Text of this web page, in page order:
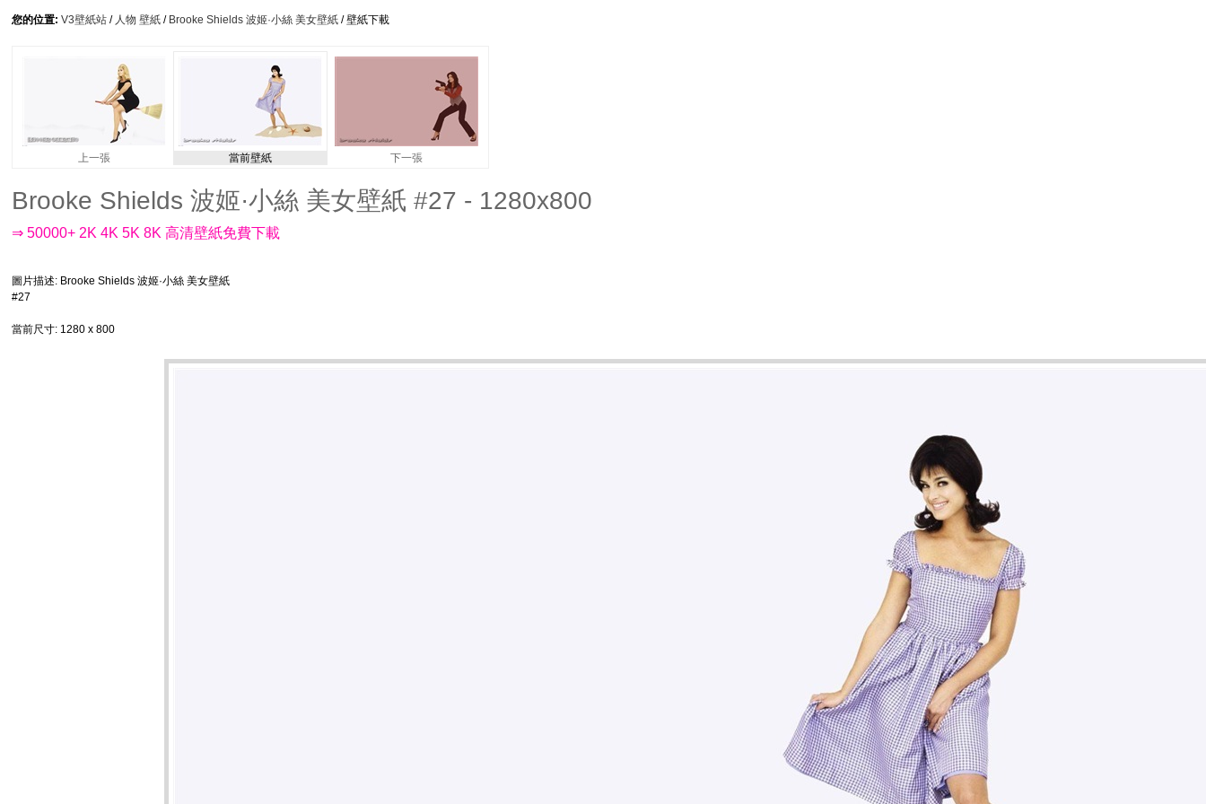
您的位置: V3壁紙站 / 人物 壁紙 / Brooke Shields 波姬·小絲 美女壁紙 / 壁紙下載
上一張 當前壁紙 下一張
Brooke Shields 波姬·小絲 美女壁紙 #27 - 1280x800
⇒ 50000+ 2K 4K 5K 8K 高清壁紙免費下載
圖片描述: Brooke Shields 波姬·小絲 美女壁紙
#27
當前尺寸: 1280 x 800